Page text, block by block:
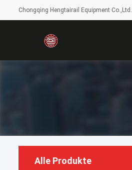
Chongqing Hengtairail Equipment Co.,Ltd.
Alle Produkte